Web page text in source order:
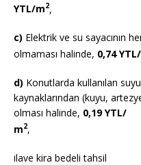
YTL/m2,
c) Elektrik ve su sayacının
olmaması halinde, 0,74
d) Konutlarda kullanılan
kaynaklarından (kuyu,
olması halinde, 0,19 YTL/
m2
ilave kira bedeli tahsil